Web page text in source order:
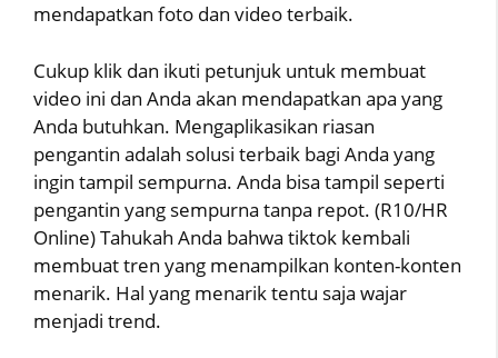
mendapatkan foto dan video terbaik.
Cukup klik dan ikuti petunjuk untuk membuat
video ini dan Anda akan mendapatkan apa yang
Anda butuhkan. Mengaplikasikan riasan
pengantin adalah solusi terbaik bagi Anda yang
ingin tampil sempurna. Anda bisa tampil seperti
pengantin yang sempurna tanpa repot. (R10/HR
Online) Tahukah Anda bahwa tiktok kembali
membuat tren yang menampilkan konten-konten
menarik. Hal yang menarik tentu saja wajar
menjadi trend.